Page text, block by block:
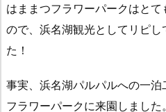
はままつフラワーパークはと
ので、浜名湖観光としてリピ
た！
事実、浜名湖パルパルへの一
フラワーパークに来園しました